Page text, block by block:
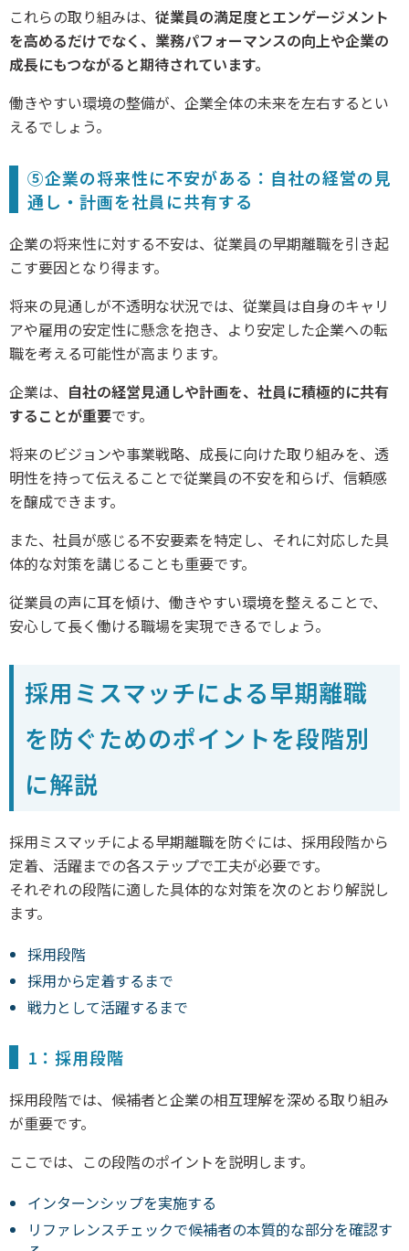
これらの取り組みは、 従業員の満足度とエンゲージメント
を高めるだけでなく、業務パフォーマンスの向上や企業の
成長にもつながると期待されています。
働きやすい環境の整備が、企業全体の未来を左右するとい
えるでしょう。
⑤企業の将来性に不安がある：自社の経営の見
通し・計画を社員に共有する
企業の将来性に対する不安は、従業員の早期離職を引き起
こす要因となり得ます。
将来の見通しが不透明な状況では、従業員は自身のキャリ
アや雇用の安定性に懸念を抱き、より安定した企業への転
職を考える可能性が高まります。
企業は、 自社の経営見通しや計画を、社員に積極的に共有
することが重要です。
将来のビジョンや事業戦略、成長に向けた取り組みを、透
明性を持って伝えることで従業員の不安を和らげ、信頼感
を醸成できます。
また、社員が感じる不安要素を特定し、それに対応した具
体的な対策を講じることも重要です。
従業員の声に耳を傾け、働きやすい環境を整えることで、
安心して長く働ける職場を実現できるでしょう。
採用ミスマッチによる早期離職
を防ぐためのポイントを段階別
に解説
採用ミスマッチによる早期離職を防ぐには、採用段階から
定着、活躍までの各ステップで工夫が必要です。
それぞれの段階に適した具体的な対策を次のとおり解説し
ます。
採用段階
採用から定着するまで
戦力として活躍するまで
1：採用段階
採用段階では、候補者と企業の相互理解を深める取り組み
が重要です。
ここでは、この段階のポイントを説明します。
インターンシップを実施する
リファレンスチェックで候補者の本質的な部分を確認す